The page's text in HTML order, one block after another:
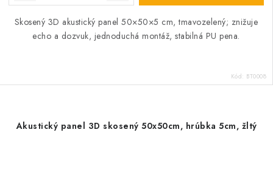
Skosený 3D akustický panel 50×50×5 cm, tmavozelený; znižuje
echo a dozvuk, jednoduchá montáž, stabilná PU pena.
Kód: BT0008
Akustický panel 3D skosený 50x50cm, hrúbka 5cm, žltý